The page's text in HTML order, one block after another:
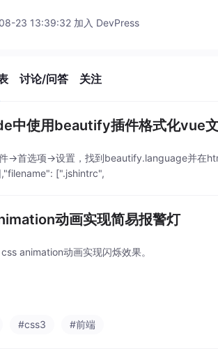
23 13:39:32 加入 DevPress
讨论/问答 关注
中使用beautify插件格式化vue
->首选项->设置，找到beautify.language并
[".jshintrc",
动画实现简易报警灯
css animation动画实现闪烁效果。
#css3 #前端